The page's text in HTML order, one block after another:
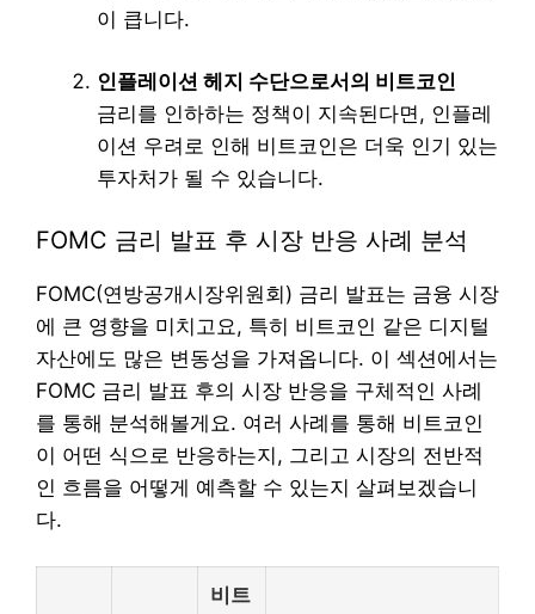
이 큽니다.
인플레이션 헤지 수단으로서의 비트코인
금리를 인하하는 정책이 지속된다면, 인플레
이션 우려로 인해 비트코인은 더욱 인기 있는
투자처가 될 수 있습니다.
FOMC 금리 발표 후 시장 반응 사례 분석
FOMC(연방공개시장위원회) 금리 발표는 금융 시장
에 큰 영향을 미치고요, 특히 비트코인 같은 디지털
자산에도 많은 변동성을 가져옵니다. 이 섹션에서는
FOMC 금리 발표 후의 시장 반응을 구체적인 사례
를 통해 분석해볼게요. 여러 사례를 통해 비트코인
이 어떤 식으로 반응하는지, 그리고 시장의 전반적
인 흐름을 어떻게 예측할 수 있는지 살펴보겠습니
다.
비트